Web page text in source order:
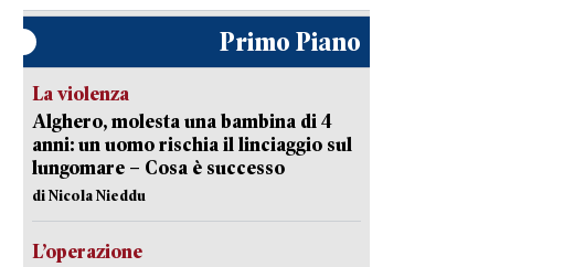
Primo Piano
La violenza
Alghero, molesta una bambina di 4
anni: un uomo rischia il linciaggio sul
lungomare – Cosa è successo
di Nicola Nieddu
L’operazione